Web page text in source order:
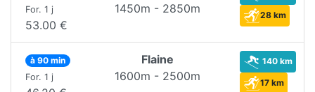
For. 1 j
53.00 €
1450m - 2850m
28 km
à 90 min
For. 1 j
Flaine
1600m - 2500m
140 km
17 km